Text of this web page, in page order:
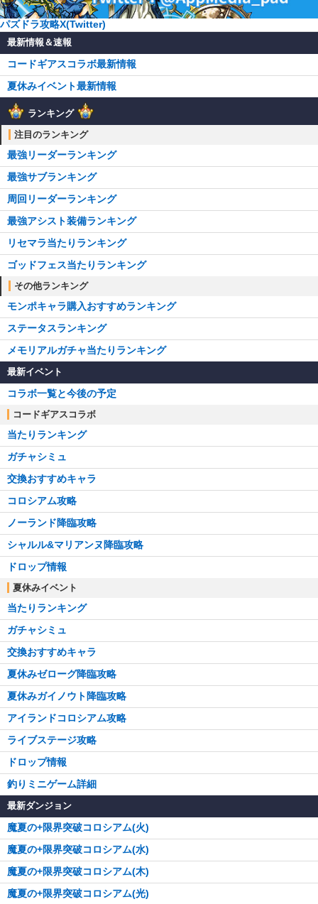
パズドラ攻略X(Twitter)
最新情報＆速報
コードギアスコラボ最新情報
夏休みイベント最新情報
ランキング
注目のランキング
最強リーダーランキング
最強サブランキング
周回リーダーランキング
最強アシスト装備ランキング
リセマラ当たりランキング
ゴッドフェス当たりランキング
その他ランキング
モンポキャラ購入おすすめランキング
ステータスランキング
メモリアルガチャ当たりランキング
最新イベント
コラボ一覧と今後の予定
コードギアスコラボ
当たりランキング
ガチャシミュ
交換おすすめキャラ
コロシアム攻略
ノーランド降臨攻略
シャルル&マリアンヌ降臨攻略
ドロップ情報
夏休みイベント
当たりランキング
ガチャシミュ
交換おすすめキャラ
夏休みゼローグ降臨攻略
夏休みガイノウト降臨攻略
アイランドコロシアム攻略
ライブステージ攻略
ドロップ情報
釣りミニゲーム詳細
最新ダンジョン
魔夏の+限界突破コロシアム(火)
魔夏の+限界突破コロシアム(水)
魔夏の+限界突破コロシアム(木)
魔夏の+限界突破コロシアム(光)